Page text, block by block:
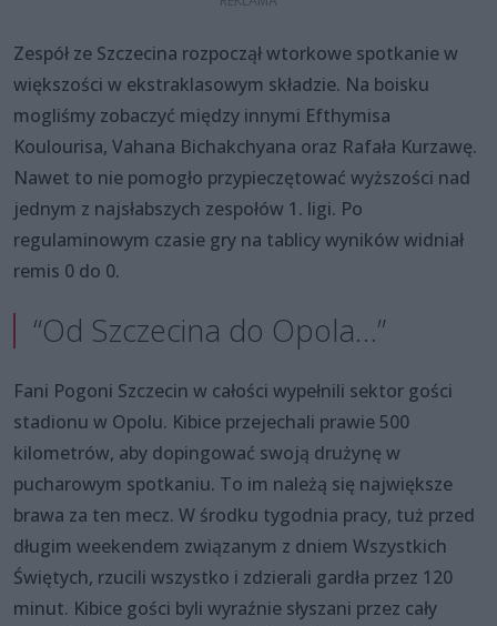
Zespół ze Szczecina rozpoczął wtorkowe spotkanie w
większości w ekstraklasowym składzie. Na boisku
mogliśmy zobaczyć między innymi Efthymisa
Koulourisa, Vahana Bichakchyana oraz Rafała Kurzawę.
Nawet to nie pomogło przypieczętować wyższości nad
jednym z najsłabszych zespołów 1. ligi. Po
regulaminowym czasie gry na tablicy wyników widniał
remis 0 do 0.
“Od Szczecina do Opola…”
Fani Pogoni Szczecin w całości wypełnili sektor gości
stadionu w Opolu. Kibice przejechali prawie 500
kilometrów, aby dopingować swoją drużynę w
pucharowym spotkaniu. To im należą się największe
brawa za ten mecz. W środku tygodnia pracy, tuż przed
długim weekendem związanym z dniem Wszystkich
Świętych, rzucili wszystko i zdzierali gardła przez 120
minut. Kibice gości byli wyraźnie słyszani przez cały